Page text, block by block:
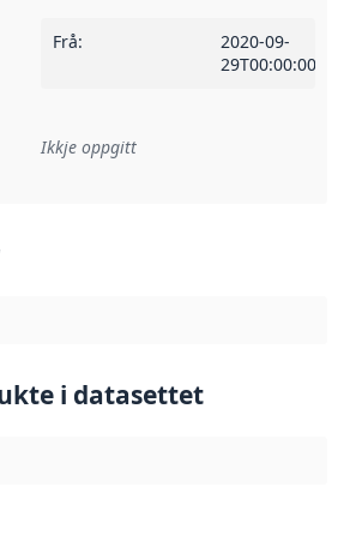
Frå:
2020-09-
29T00:00:00Z
Referanse til ei implementeringsregel eller
Ikkje oppgitt
i datasettet